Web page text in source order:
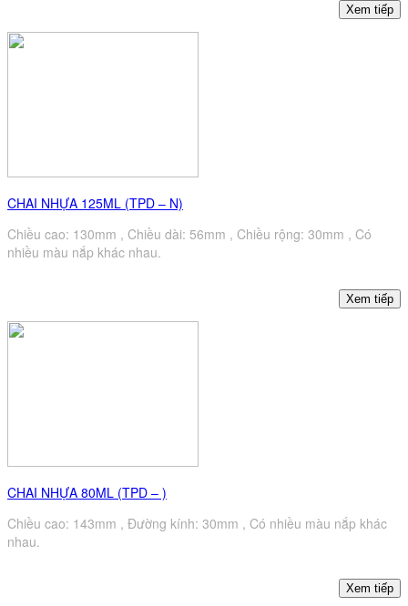
CHAI NHỰA 125ML (TPD – N)
Chiều cao: 130mm , Chiều dài: 56mm , Chiều rộng: 30mm , Có
nhiều màu nắp khác nhau.
CHAI NHỰA 80ML (TPD – )
Chiều cao: 143mm , Đường kính: 30mm , Có nhiều màu nắp khác
nhau.